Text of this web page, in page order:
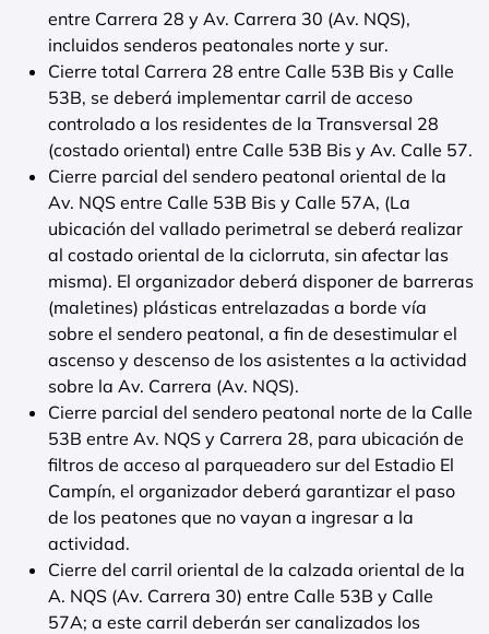
entre Carrera 28 y Av. Carrera 30 (Av. NQS),
incluidos senderos peatonales norte y sur.
Cierre total Carrera 28 entre Calle 53B Bis y Calle
53B, se deberá implementar carril de acceso
controlado a los residentes de la Transversal 28
(costado oriental) entre Calle 53B Bis y Av. Calle 57.
Cierre parcial del sendero peatonal oriental de la
Av. NQS entre Calle 53B Bis y Calle 57A, (La
ubicación del vallado perimetral se deberá realizar
al costado oriental de la ciclorruta, sin afectar las
misma). El organizador deberá disponer de barreras
(maletines) plásticas entrelazadas a borde vía
sobre el sendero peatonal, a fin de desestimular el
ascenso y descenso de los asistentes a la actividad
sobre la Av. Carrera (Av. NQS).
Cierre parcial del sendero peatonal norte de la Calle
53B entre Av. NQS y Carrera 28, para ubicación de
filtros de acceso al parqueadero sur del Estadio El
Campín, el organizador deberá garantizar el paso
de los peatones que no vayan a ingresar a la
actividad.
Cierre del carril oriental de la calzada oriental de la
A. NQS (Av. Carrera 30) entre Calle 53B y Calle
57A; a este carril deberán ser canalizados los